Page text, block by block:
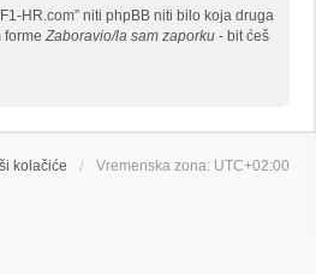
HR.com” niti phpBB niti bilo koja druga
forme Zaboravio/la sam zaporku - bit ćeš
kolačiće Vremenska zona: UTC+02:00